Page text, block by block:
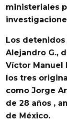
ministeriales
Los
Alejandro G.,
Víctor Manuel
los tres
como Jorge
de 28 años ,
de México.